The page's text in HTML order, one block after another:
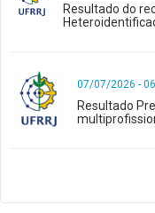
Resultado do
07/07/2026 -
Resultado